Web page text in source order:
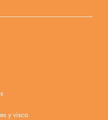
y visco